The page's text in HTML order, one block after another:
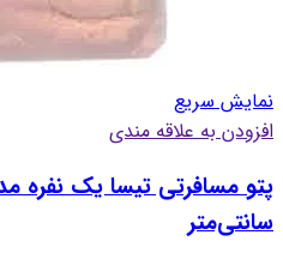
نمایش سریع
افزودن به علاقه مندی
سانتی‌متر